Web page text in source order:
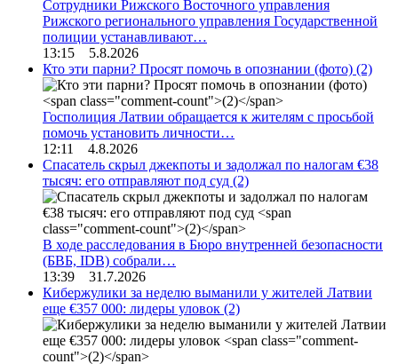
Сотрудники Рижского Восточного управления
Рижского регионального управления Государственной
полиции устанавливают…
13:15 5.8.2026
Кто эти парни? Просят помочь в опознании (фото) (2)
Госполиция Латвии обращается к жителям с просьбой
помочь установить личности…
12:11 4.8.2026
Спасатель скрыл джекпоты и задолжал по налогам €38
тысяч: его отправляют под суд (2)
В ходе расследования в Бюро внутренней безопасности
(БВБ, IDB) собрали…
13:39 31.7.2026
Кибержулики за неделю выманили у жителей Латвии
еще €357 000: лидеры уловок (2)